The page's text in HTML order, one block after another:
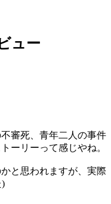
ュー
審死、青年二人の事件
ーリーって感じやね。
と思われますが、実際
)